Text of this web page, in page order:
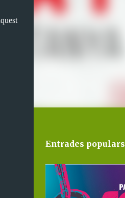
Entrades populars